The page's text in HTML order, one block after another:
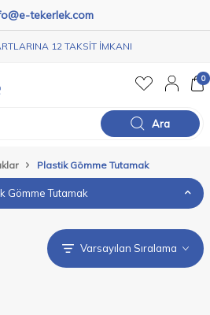
tekerlek.com
12 TAKSİT İMKANI
Ara
0
Plastik Gömme Tutamak
Gömme Tutamak